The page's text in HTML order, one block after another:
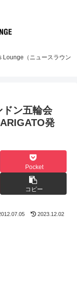
Lounge（ニュースラウン
ドン五輪会
発
Pocket
コピー
2023.12.02